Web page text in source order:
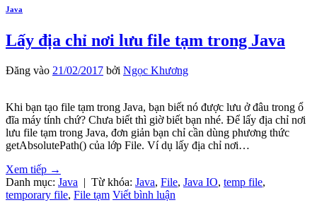
Java
Lấy địa chỉ nơi lưu file tạm trong Java
Đăng vào 21/02/2017 bởi Ngọc Khương
Khi bạn tạo file tạm trong Java, bạn biết nó được lưu ở đâu trong ổ
đĩa máy tính chứ? Chưa biết thì giờ biết bạn nhé. Để lấy địa chỉ nơi
lưu file tạm trong Java, đơn giản bạn chỉ cần dùng phương thức
getAbsolutePath() của lớp File. Ví dụ lấy địa chỉ nơi…
Xem tiếp →
Danh mục: Java | Từ khóa: Java, File, Java IO, temp file,
temporary file, File tạm Viết bình luận